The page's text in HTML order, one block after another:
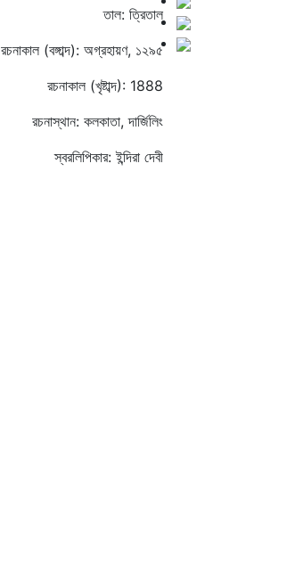
তাল: ত্রিতাল
রচনাকাল (বঙ্গাব্দ): অগ্রহায়ণ, ১২৯৫
রচনাকাল (খৃষ্টাব্দ): 1888
রচনাস্থান: কলকাতা, দার্জিলিং
স্বরলিপিকার: ইন্দিরা দেবী